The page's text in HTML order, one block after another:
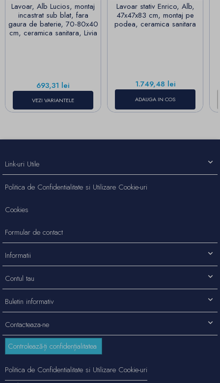
Lavoar, Alb Lucios, montaj
incastrat sub blat, fara
gaura de baterie, 70-80x40
cm, ceramica sanitara, Livia
Pret
693,31 lei
VEZI VARIANTELE
Lavoar stativ Enrico, Alb,
47x47x83 cm, montaj pe
podea, ceramica sanitara
Pret
1.749,48 lei
ADAUGA IN COS
Contacteaza-ne
Link-uri Utile
Politica de Confidentialitate si Utilizare Cookie-uri
Cookies
Formular de contact
Informatii
Contul tau
Buletin informativ
Controlează-ți confidențialitatea
Politica de Confidentialitate si Utilizare Cookie-uri